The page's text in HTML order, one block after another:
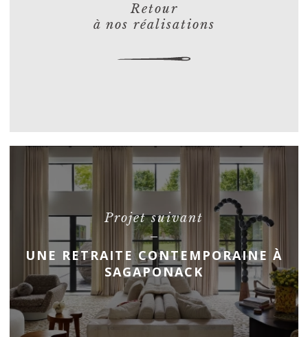
Retour
à nos réalisations
Projet suivant
UNE RETRAITE CONTEMPORAINE À
SAGAPONACK